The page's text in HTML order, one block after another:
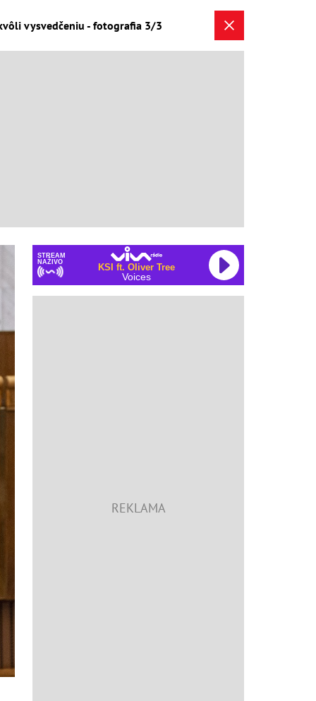
vysvedčeniu - fotografia 3/3
STREAM
NAŽIVO
KSI ft. Oliver Tree
Voices